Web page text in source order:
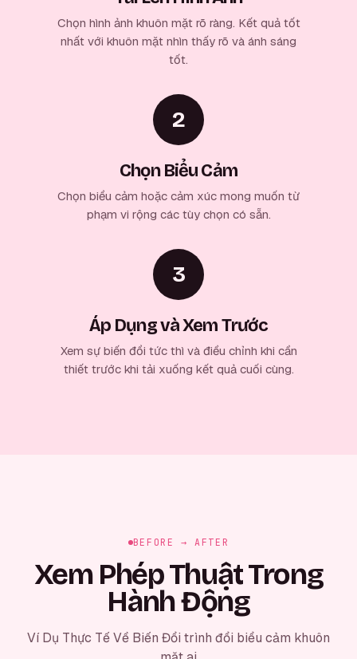
Chọn hình ảnh khuôn mặt rõ ràng. Kết quả tốt
nhất với khuôn mặt nhìn thấy rõ và ánh sáng
tốt.
2
Chọn Biểu Cảm
Chọn biểu cảm hoặc cảm xúc mong muốn từ
phạm vi rộng các tùy chọn có sẵn.
3
Áp Dụng và Xem Trước
Xem sự biến đổi tức thì và điều chỉnh khi cần
thiết trước khi tải xuống kết quả cuối cùng.
BEFORE → AFTER
Xem Phép Thuật Trong
Hành Động
Ví Dụ Thực Tế Về Biến Đổi trình đổi biểu cảm khuôn